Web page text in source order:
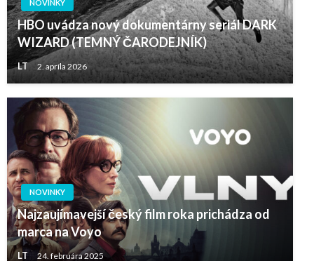
NOVINKY
HBO uvádza nový dokumentárny seriál DARK
WIZARD (TEMNÝ ČARODEJNÍK)
LT 2. apríla 2026
NOVINKY
Najzaujímavejší český film roka prichádza od
marca na Voyo
LT 24. februára 2025